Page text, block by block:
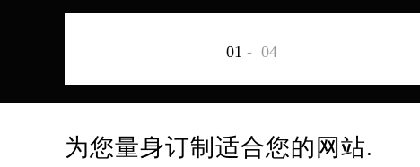
01 - 04
为您量身订制适合您的网站.